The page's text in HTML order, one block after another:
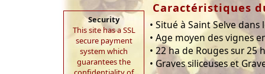
Security
This site has a SSL
secure payment
system which
guarantees the
Caractéristiques
• Situé à Saint Selve
• Age moyen des vignes
• 22 ha de Rouges sur 25
• Graves siliceuses et